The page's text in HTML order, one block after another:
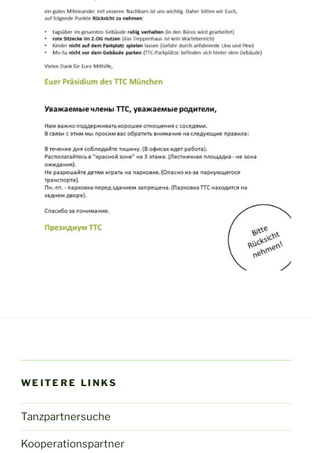
WEITERE LINKS
Tanzpartnersuche
Kooperationspartner